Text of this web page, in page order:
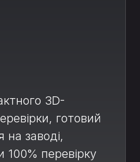
3D-
готовий
на заводі,
100% перевірку